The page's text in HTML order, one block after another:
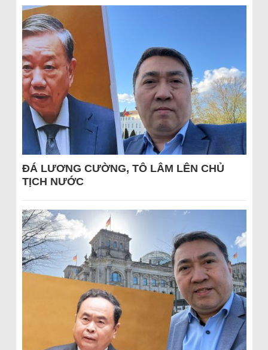
ĐÁ LƯƠNG CƯỜNG, TÔ LÂM LÊN CHỦ
TỊCH NƯỚC